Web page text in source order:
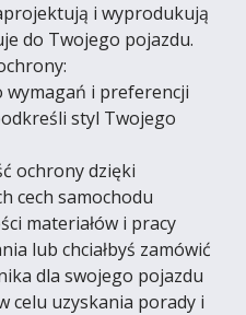
i wyprodukują
do Twojego pojazdu.
wymagań i preferencji
styl Twojego
ochrony dzięki
cech samochodu
materiałów i pracy
lub chciałbyś zamówić
dla swojego pojazdu
celu uzyskania porady i